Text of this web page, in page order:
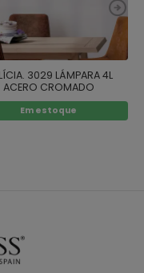
3029 LÁMPARA 4L
ACERO CROMADO
Em estoque